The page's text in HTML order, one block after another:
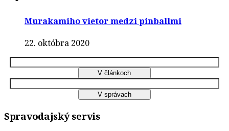
Murakamiho vietor medzi pinballmi
22. októbra 2020
Spravodajský servis